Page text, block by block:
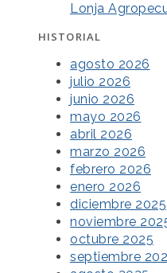
Lonja
HISTORIAL
agosto 2026
julio 2026
junio 2026
mayo 2026
abril 2026
marzo 2026
febrero 2026
enero 2026
diciembre 2025
noviembre
octubre 2025
septiembre